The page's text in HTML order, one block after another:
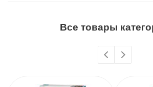
Все товары